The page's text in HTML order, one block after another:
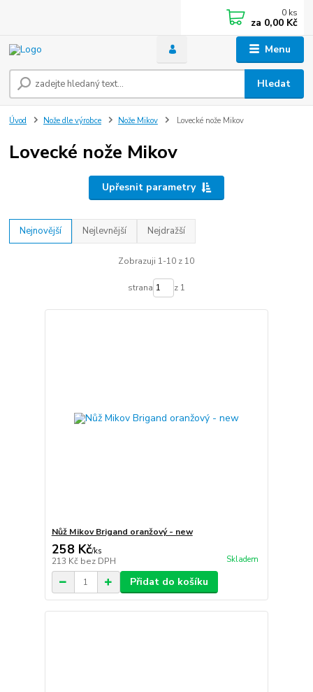
Menu
Hledat
0 ks
za 0,00 Kč
Úvod Nože dle výrobce Nože Mikov Lovecké nože Mikov
Lovecké nože Mikov
Upřesnit parametry
Nejnovější Nejlevnější Nejdražší
Zobrazuji 1-10 z 10
strana z 1
Nůž Mikov Brigand oranžový - new
258 Kč/ks
213 Kč bez DPH Skladem
Přidat do košíku